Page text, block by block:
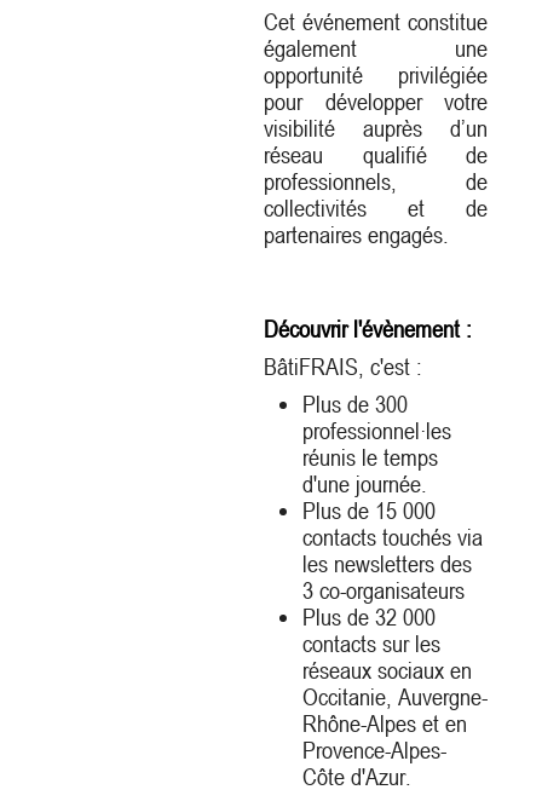
Cet événement constitue
également une
opportunité privilégiée
pour développer votre
visibilité auprès d’un
réseau qualifié de
professionnels, de
collectivités et de
partenaires engagés.
Découvrir l'évènement :
BâtiFRAIS, c'est :
Plus de 300
professionnel·les
réunis le temps
d'une journée.
Plus de 15 000
contacts touchés via
les newsletters des
3 co-organisateurs
Plus de 32 000
contacts sur les
réseaux sociaux en
Occitanie, Auvergne-
Rhône-Alpes et en
Provence-Alpes-
Côte d'Azur.